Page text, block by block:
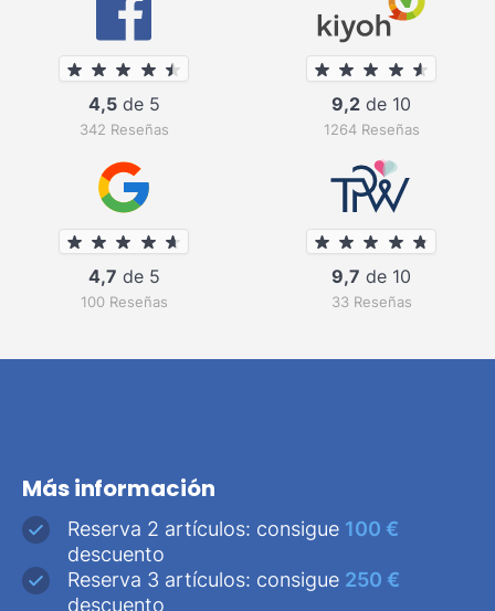
4,5de 5
342 Reseñas
9,2 de 10
1264 Reseñas
4,7 de 5
100 Reseñas
9,7 de 10
33 Reseñas
Más información
Reserva 2 artículos: consigue 100 €
descuento
Reserva 3 artículos: consigue 250 €
descuento